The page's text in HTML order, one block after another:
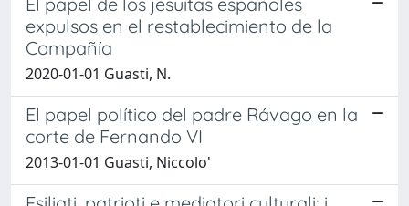
expulsos en el restablecimiento de la
Compañía
2020-01-01 Guasti, N.
El papel político del padre Rávago en la
corte de Fernando VI
2013-01-01 Guasti, Niccolo'